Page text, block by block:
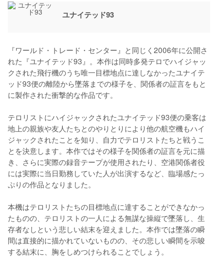
ユナイテッド93
『ワールド・トレード・センター』と同じく2006年に公開さ
れた『ユナイテッド93』。本作は同時多発テロでハイジャッ
クされた飛行機のうち唯一目標地点に達しなかったユナイテ
ッド93便の離陸から墜落までの様子を、関係者の証言をもと
に製作された衝撃的な作品です。
テロリストにハイジャックされたユナイテッド93便の乗客は
地上の親族や友人たちとのやりとりにより他の航空機もハイ
ジャックされたことを知り、自力でテロリストたちと戦うこ
とを決意します。本作ではその様子を関係者の証言を元に描
き、さらに実際の録音テープが使用されたり、空港関係者役
には実際に当日勤務していた人が出演するなど、臨場感たっ
ぷりの作品となりました。
本機はテロリストたちの目標地点に達することができなかっ
たものの、テロリストの一人による無謀な操縦で墜落し、生
存者なしという悲しい結末を迎えました。本作では墜落の瞬
間は直接的に描かれていないものの、その悲しい瞬間を示唆
する結末に、胸をしめつけられることでしょう。